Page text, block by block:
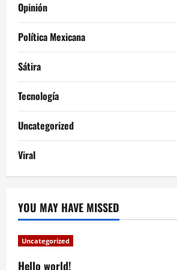
Opinión
Política Mexicana
Sátira
Tecnología
Uncategorized
Viral
YOU MAY HAVE MISSED
Uncategorized
Hello world!